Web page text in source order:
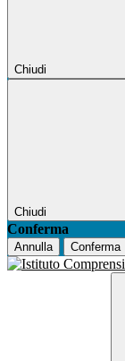
Chiudi
Chiudi
Conferma
Annulla Conferma